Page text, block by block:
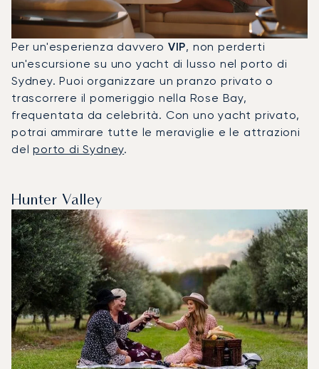
Per un'esperienza davvero VIP, non perderti
un'escursione su uno yacht di lusso nel porto di
Sydney. Puoi organizzare un pranzo privato o
trascorrere il pomeriggio nella Rose Bay,
frequentata da celebrità. Con uno yacht privato,
potrai ammirare tutte le meraviglie e le attrazioni
delporto di Sydney.
Hunter Valley